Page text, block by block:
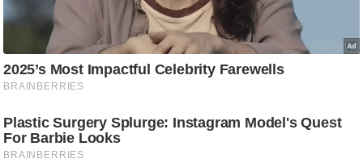
श
न
रे
लू